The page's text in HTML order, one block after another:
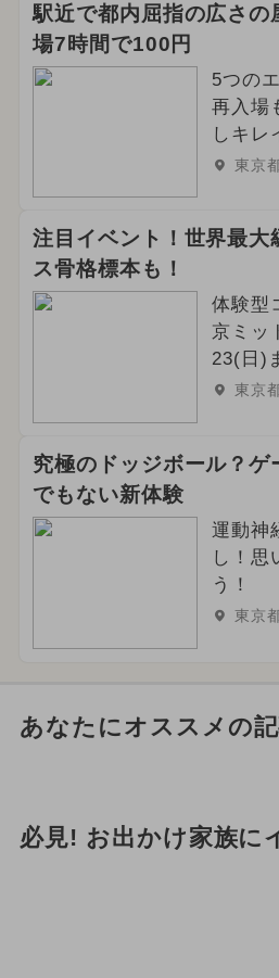
駅近で都内屈指の広さの
場7時間で100円
5つの
再入場
しキレ
東京
注目イベント！世界最大
ス骨格標本も！
体験型
京ミッ
23(日)
東京
究極のドッジボール？ゲ
でもない新体験
運動神
し！思
う！
東京
あなたにオススメの
必見! お出かけ家族に